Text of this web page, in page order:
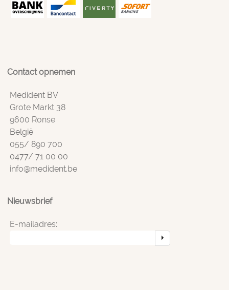
Contact opnemen
Medident BV
Grote Markt 38
9600 Ronse
België
055/ 890 700
0477/ 71 00 00
info@medident.be
Nieuwsbrief
E-mailadres: